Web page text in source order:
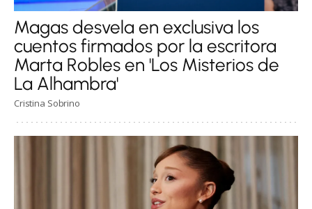
Magas desvela en exclusiva los
cuentos firmados por la escritora
Marta Robles en 'Los Misterios de
La Alhambra'
Cristina Sobrino